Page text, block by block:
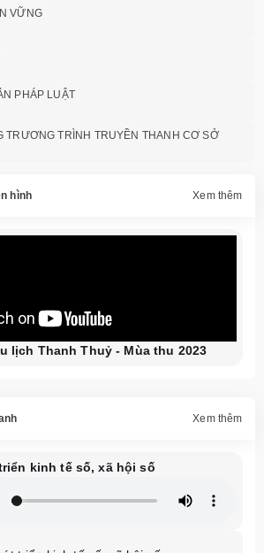
VỮNG
PHÁP LUẬT
TRƯƠNG TRÌNH TRUYỀN THANH CƠ SỞ
hình Xem thêm
lịch Thanh Thuỷ - Mùa thu 2023
Xem thêm
kinh tế số, xã hội số